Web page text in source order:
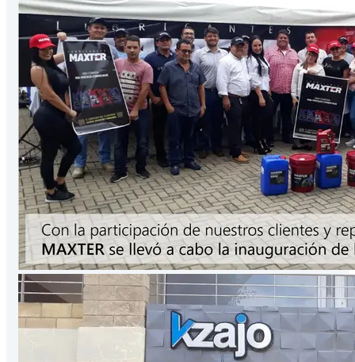
Presentación
3.78Lts
VER PRODUCTO